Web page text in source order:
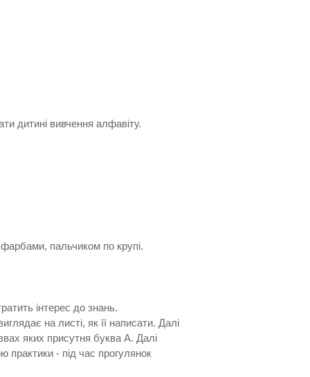
дитині вивчення алфавіту.
пальчиком по крупі.
інтерес до знань.
на листі, як її написати. Далі
яких присутня буква А. Далі
практики - під час прогулянок